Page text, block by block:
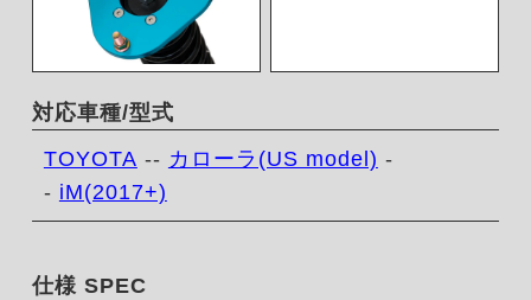
対応車種/型式
TOYOTA -- カローラ(US model) -
- iM(2017+)
仕様 SPEC